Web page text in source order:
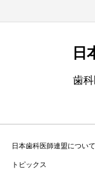
日
歯
日本歯科医師連盟について
トピックス